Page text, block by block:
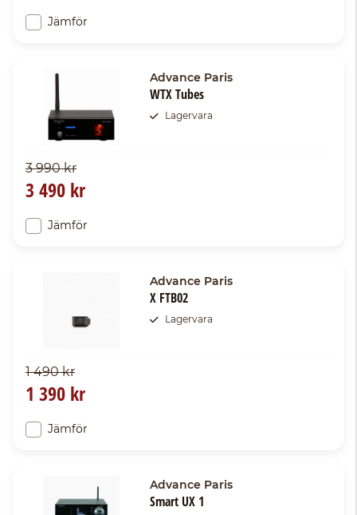
Jämför
Advance Paris
WTX Tubes
Lagervara
3 990 kr
3 490 kr
Jämför
Advance Paris
X FTB02
Lagervara
1 490 kr
1 390 kr
Jämför
Advance Paris
Smart UX 1